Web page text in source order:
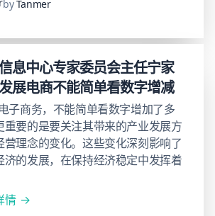
byTanmer
息中心专家委员会主任宁家
展电商不能简单看数字增减
子商务，不能简单看数字增加了多
重要的是要关注其带来的产业发展方
营理念的变化。这些变化深刻影响了
济的发展，在保持经济稳定中发挥着
情